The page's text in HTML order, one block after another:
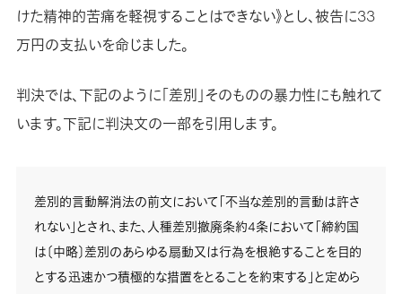
けた精神的苦痛を軽視することはできない》とし、被告に33
万円の支払いを命じました。
判決では、下記のように「差別」そのものの暴力性にも触れて
います。下記に判決文の一部を引用します。
差別的言動解消法の前文において「不当な差別的言動は許さ
れない」とされ、また、人種差別撤廃条約4条において「締約国
は〔中略〕差別のあらゆる扇動又は行為を根絶することを目的
とする迅速かつ積極的な措置をとることを約束する」と定めら